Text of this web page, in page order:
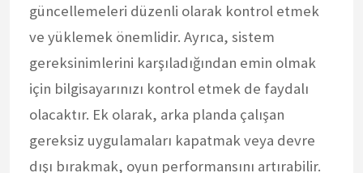
güncellemeleri düzenli olarak kontrol etmek
ve yüklemek önemlidir. Ayrıca, sistem
gereksinimlerini karşıladığından emin olmak
için bilgisayarınızı kontrol etmek de faydalı
olacaktır. Ek olarak, arka planda çalışan
gereksiz uygulamaları kapatmak veya devre
dışı bırakmak, oyun performansını artırabilir.